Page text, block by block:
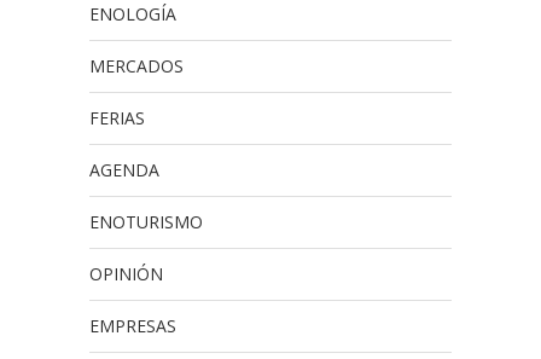
ENOLOGÍA
MERCADOS
FERIAS
AGENDA
ENOTURISMO
OPINIÓN
EMPRESAS